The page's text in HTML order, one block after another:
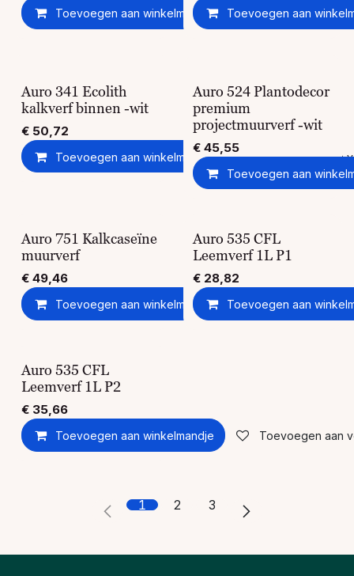
Toevoegen aan winkelmandje Toevoegen aan
Toevoegen aan
Auro 341 Ecolith
kalkverf binnen -wit
€ 50,72
Toevoegen aan winkelmandje Toevoegen aan
Auro 524 Plantodecor
premium
projectmuurverf -wit
€ 45,55
Toevoegen aan
Auro 751 Kalkcaseïne
muurverf
€ 49,46
Toevoegen aan winkelmandje Toevoegen aan
Auro 535 CFL
Leemverf 1L P1
€ 28,82
Toevoegen aan
Auro 535 CFL
Leemverf 1L P2
€ 35,66
Toevoegen aan winkelmandje Toevoegen aan
1 2 3